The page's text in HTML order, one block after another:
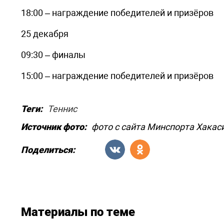
18:00 – награждение победителей и призёров
25 декабря
09:30 – финалы
15:00 – награждение победителей и призёров
Теги:
Теннис
Источник фото: фото с сайта Минспорта
Поделиться:
Материалы по теме